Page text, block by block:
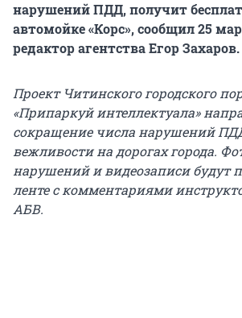
нарушений ПДД, получит
автомойке «Корс», сообщил 25
редактор агентства Егор Захаров.
Проект Читинского городского
«Припаркуй интеллектуала»
сокращение числа нарушений
вежливости на дорогах города.
нарушений и видеозаписи будут
ленте с комментариями
АБВ.